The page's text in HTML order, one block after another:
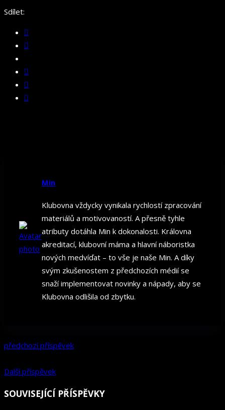
Sdílet:
Min
Klubovna vždycky vynikala rychlostí zpracování
materiálů a motivovaností. A přesně tyhle
atributy dotáhla Min k dokonalosti. Královna
akreditací, klubovní máma a hlavní náboristka
nových medvíďat – to vše je naše Min. A díky
svým zkušenostem z předchozích médií se
snaží implementovat novinky a nápady, aby se
Klubovna odlišila od zbytku.
předchozí příspěvek
Další příspěvek
SOUVISEJÍCÍ PŘÍSPĚVKY